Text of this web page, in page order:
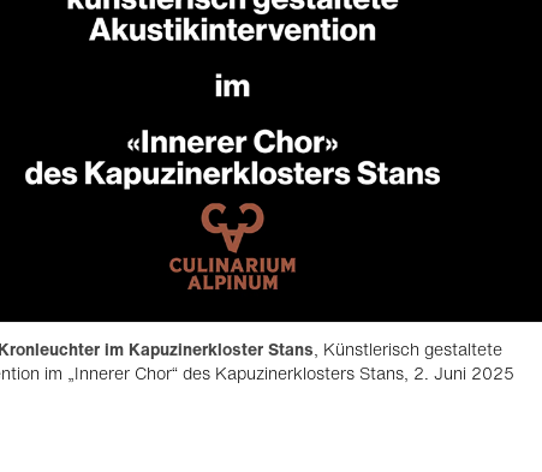
im Kapuzinerkloster Stans, Künstlerisch gestaltete
im „Innerer Chor“ des Kapuzinerklosters Stans, 2. Juni 2025